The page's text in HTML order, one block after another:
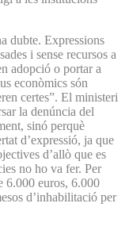
dubte. Expressions
i sense recursos a
adopció o portar a
econòmics són
certes”. El ministeri
la denúncia del
sinó perquè
d’expressió, ja que
d’allò que es
no ho va fer. Per
6.000 euros, 6.000
d’inhabilitació per